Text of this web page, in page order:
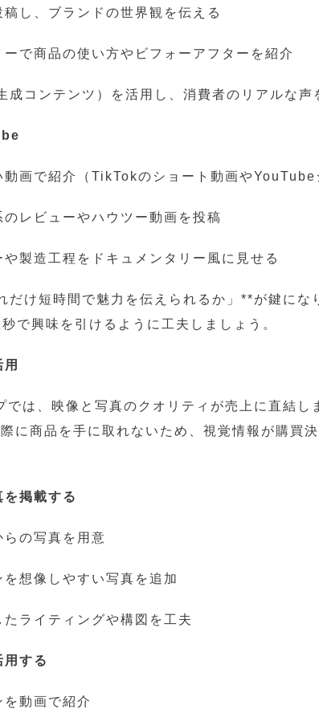
し、ブランドの世界観を伝える
で商品の使い方やビフォーアフターを紹介
成コンテンツ）を活用し、消費者のリアルな声
画で紹介（TikTokのショート動画やYouTube
レビューやハウツー動画を投稿
製造工程をドキュメンタリー風に見せる
だけ短時間で魅力を伝えられるか」**が鍵にな
で興味を引けるように工夫しましょう。
では、映像と写真のクオリティが売上に直結し
に商品を手に取れないため、視覚情報が購買決
掲載する
の写真を用意
想像しやすい写真を追加
ライティングや構図を工夫
する
動画で紹介